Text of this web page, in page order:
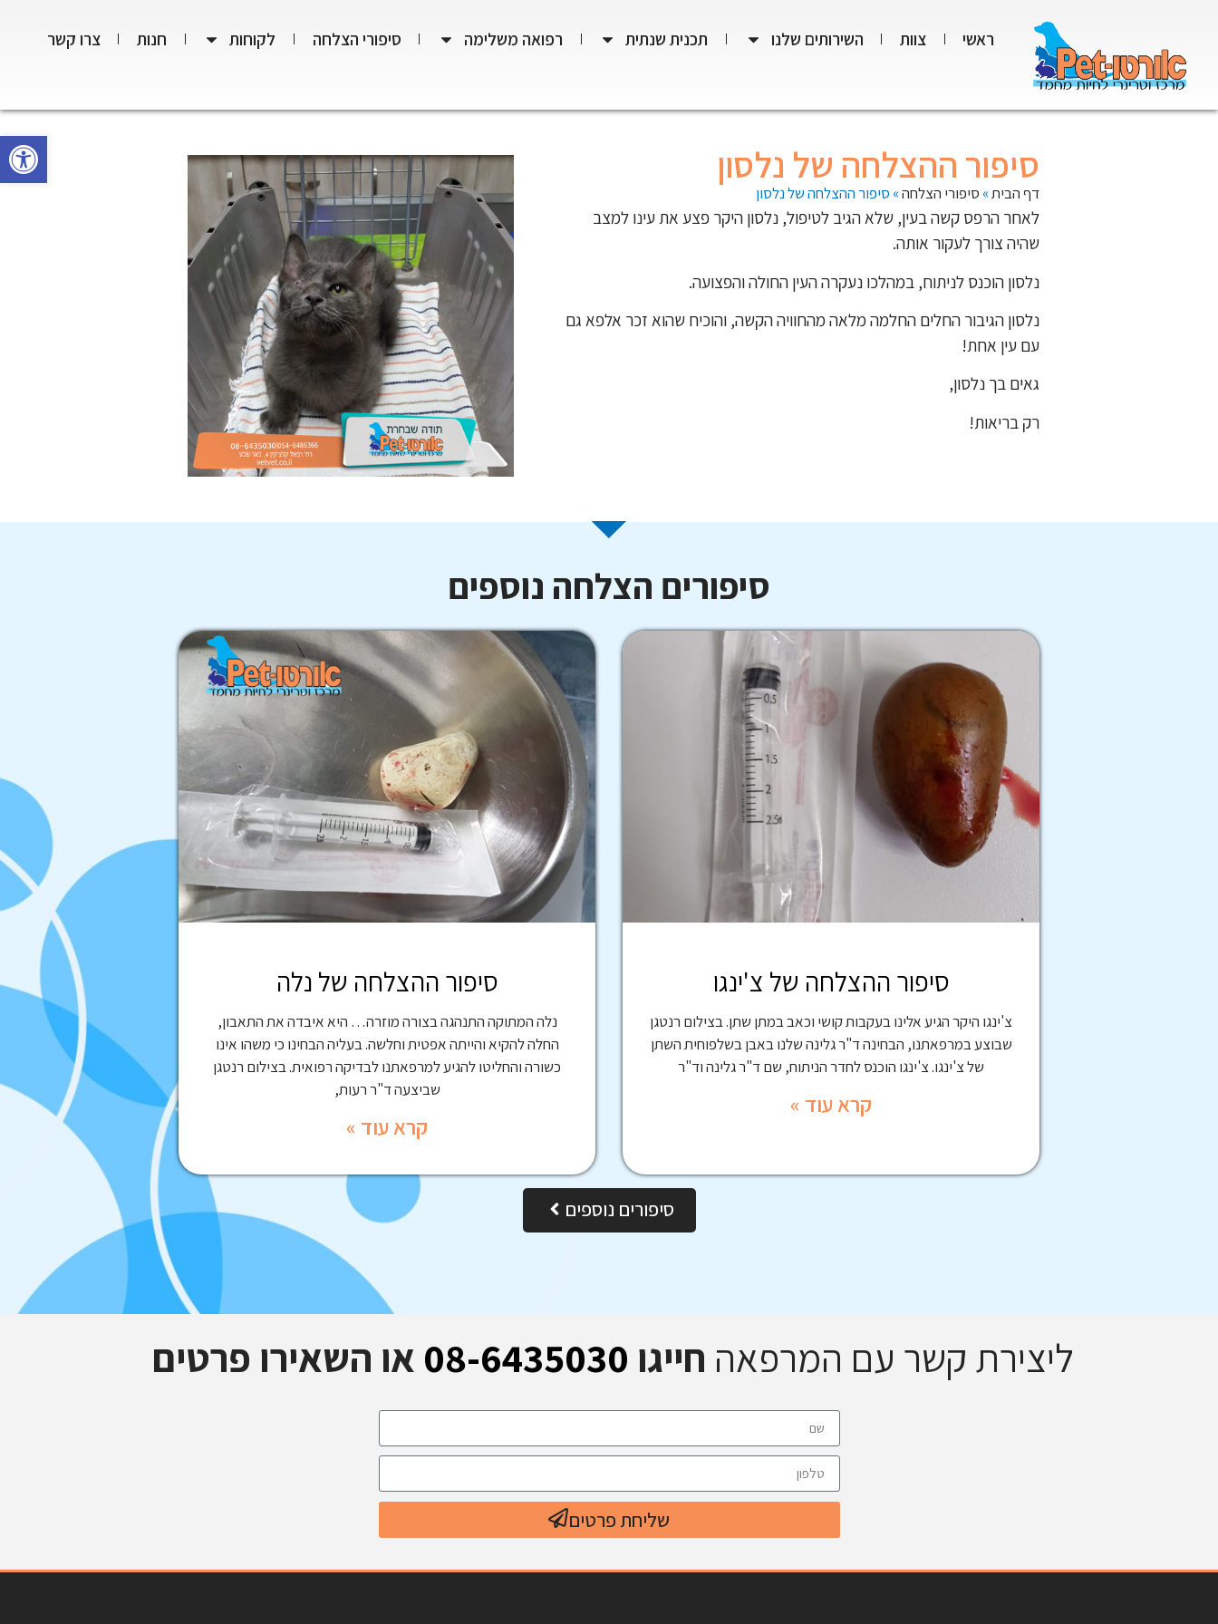
פתח
ראשי צוות השירותים שלנו תכנית שנתית רפואה משלימה סיפורי הצלחה לקוחות חנות צרו קשר
סיפור ההצלחה של נלסון
דף הבית» סיפורי הצלחה» סיפור ההצלחה של נלסון
לאחר הרפס קשה בעין, שלא הגיב לטיפול, נלסון היקר פצע את עינו למצב
שהיה צורך לעקור אותה.
נלסון הוכנס לניתוח, במהלכו נעקרה העין החולה והפצועה.
נלסון הגיבור החלים החלמה מלאה מהחוויה הקשה, והוכיח שהוא זכר אלפא גם
עם עין אחת!
גאים בך נלסון,
רק בריאות!
סיפורים הצלחה נוספים
סיפור ההצלחה של צ'ינגו
צ'ינגו היקר הגיע אלינו בעקבות קושי וכאב במתן שתן. בצילום רנטגן
שבוצע במרפאתנו, הבחינה ד"ר גלינה שלנו באבן בשלפוחית השתן
של צ'ינגו. צ'ינגו הוכנס לחדר הניתוח, שם ד"ר גלינה וד"ר
קרא עוד »
סיפור ההצלחה של נלה
נלה המתוקה התנהגה בצורה מוזרה… היא איבדה את התאבון,
החלה להקיא והייתה אפטית וחלשה. בעליה הבחינו כי משהו אינו
כשורה והחליטו להגיע למרפאתנו לבדיקה רפואית. בצילום רנטגן
שביצעה ד"ר רעות,
קרא עוד »
סיפורים נוספים
ליצירת קשר עם המרפאה חייגו 08-6435030 או השאירו פרטים
שליחת פרטים